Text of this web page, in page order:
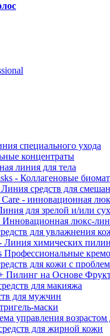
специального ухода
концентраты
линия для тела
- Коллагеновые
средств для
- инновационная
для зрелой и/или
Инновационная люкс-
для увлажнения
Линия химических
Профессиональные
для кожи с
Пилинг на Основе
для макияжа
для мужчин
маски
управления
для жирной кожи